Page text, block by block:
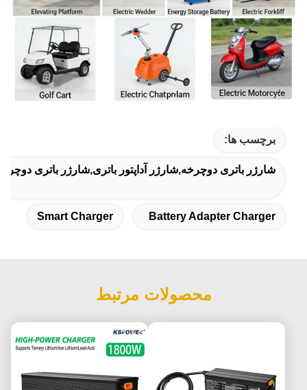
برچسب ها:
شارژر باتری دوچرخه,شارژر آداپتور باتری,شارژر باتری
Battery Adapter Charger
Smart Charger
محصولات مرتبط